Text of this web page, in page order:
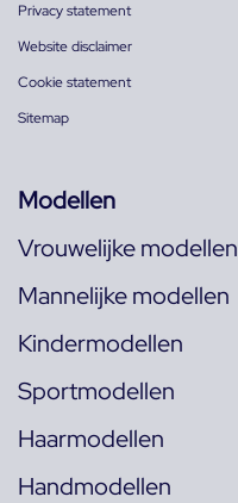
Privacy statement
Website disclaimer
Cookie statement
Sitemap
Modellen
Vrouwelijke modellen
Mannelijke modellen
Kindermodellen
Sportmodellen
Haarmodellen
Handmodellen